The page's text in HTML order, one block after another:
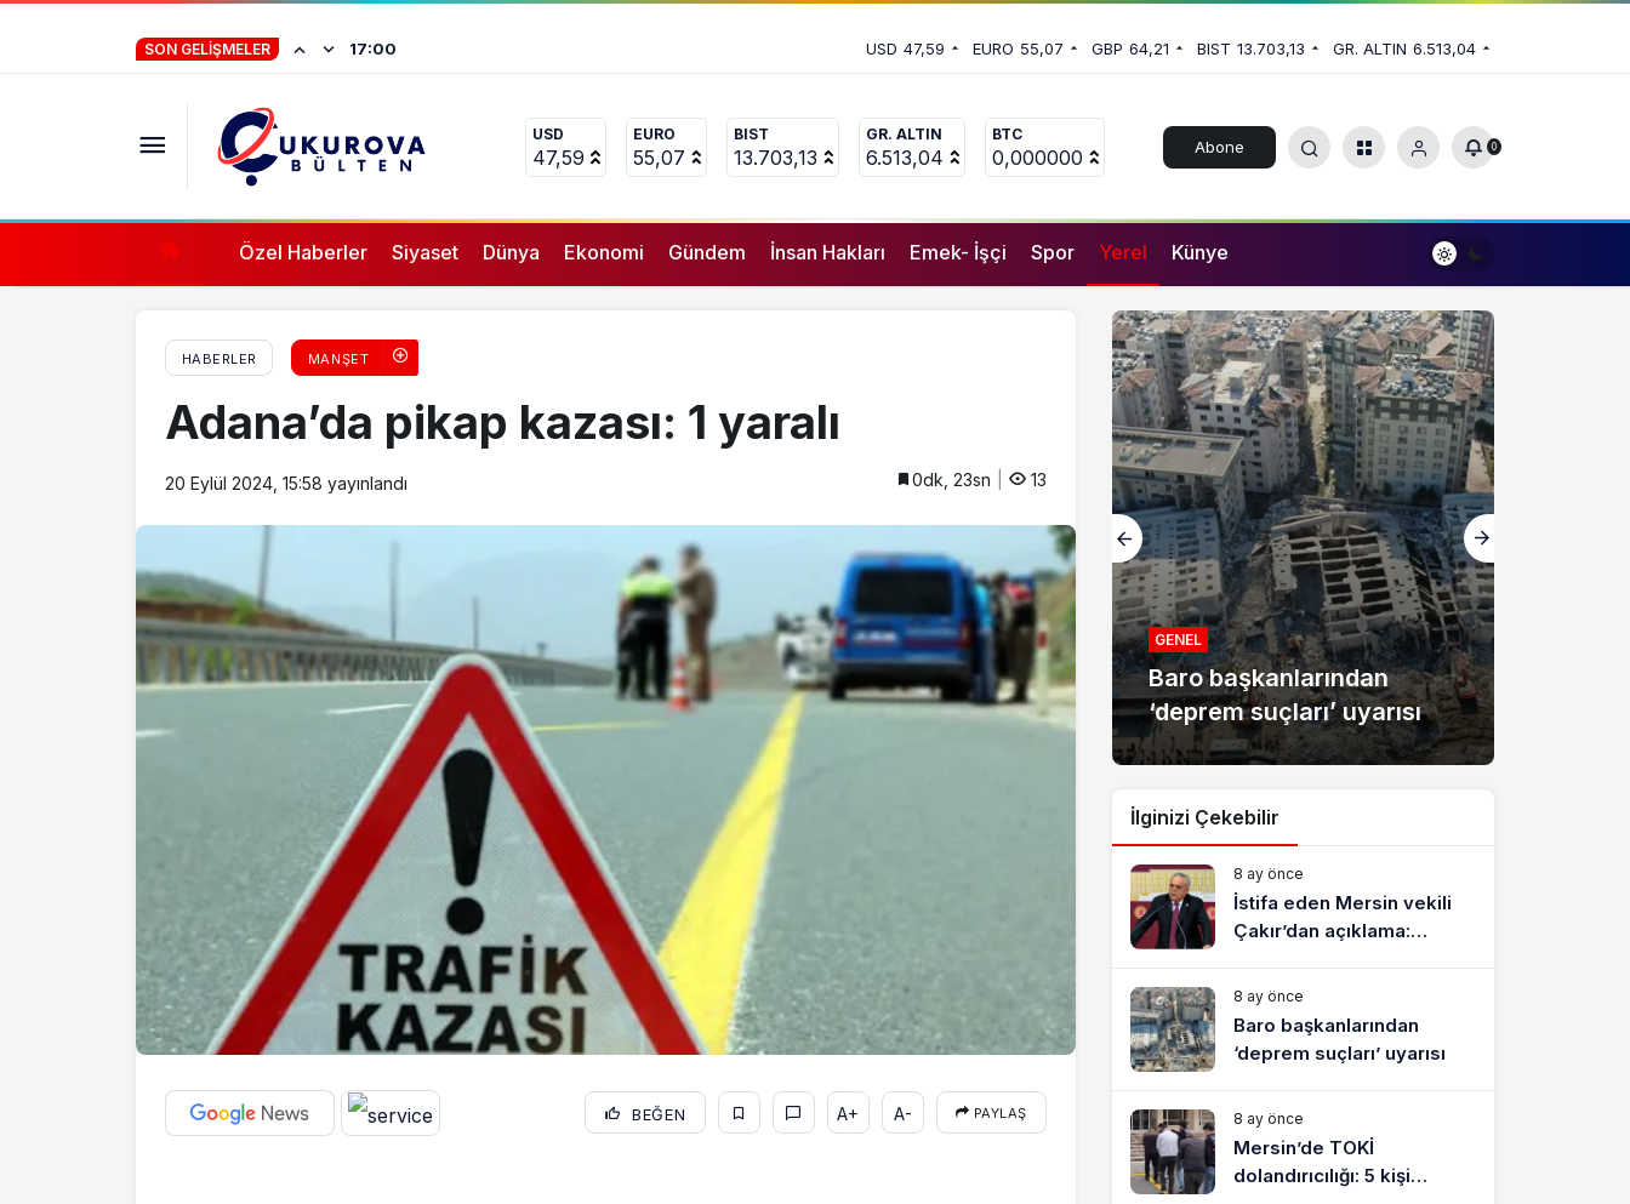
SON GELIŞMELER
vermez”
USD 47,59 EURO 55,07 GBP 64,21 BIST 13.703,13 GR. ALTIN 6.513,04
USD
47,59
EURO
55,07
BIST
13.703,13
GR. ALTIN
6.513,04
BTC
0,000000 Abone 0
Özel Haberler Siyaset Dünya Ekonomi Gündem İnsan Hakları Emek- İşçi Spor Yerel Künye
HABERLER MANŞET
Adana’da pikap kazası: 1 yaralı
20 Eylül 2024, 15:58 yayınlandı 0dk, 23sn 13
BEĞEN A+ A- PAYLAŞ
İstifa eden Mersin vekili
Çakır’dan açıklama:
“Yörük çocuğu, suçlanan
adamların önüne gelip
ifade vermez”
GENEL
Baro başkanlarından
‘deprem suçları’ uyarısı
İlginizi Çekebilir
8 ay önce
İstifa eden Mersin vekili
Çakır’dan açıklama:
adamların önüne gelip
ifade vermez”
8 ay önce
Baro başkanlarından
‘deprem suçları’ uyarısı
8 ay önce
Mersin’de TOKİ
dolandırıcılığı: 5 kişi
Niğde- Bor, tarihi değerlerine sahip çıkmadı